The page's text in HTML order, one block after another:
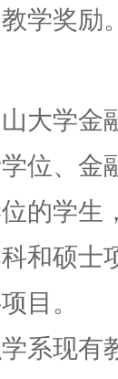
学奖励。
大学金
位、金
的学生
和硕士
目。
系现有